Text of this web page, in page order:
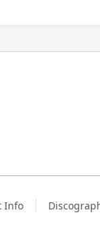
Info